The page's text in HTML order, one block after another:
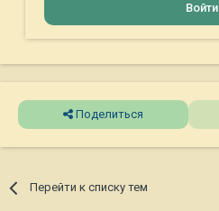
Войти
Поделиться
Перейти к списку тем